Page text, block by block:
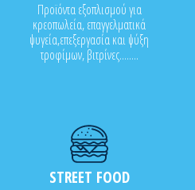
Προϊόντα εξοπλισμού για
κρεοπωλεία, επαγγελματικά
ψυγεία,επεξεργασία και ψύξη
τροφίμων, βιτρίνες........
STREET FOOD